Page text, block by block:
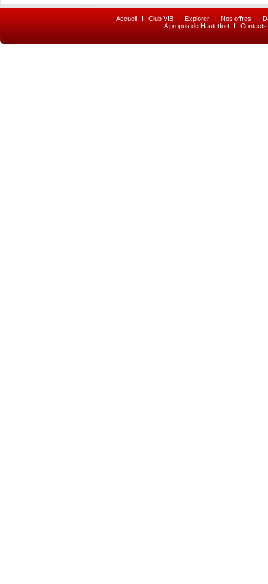
Accueil I Club VIB I Explorer I Nos offres I
A propos de Hautetfort
I Contacts